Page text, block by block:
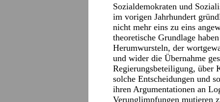
Sozialdemokraten und
im vorigen Jahrhundert
nicht mehr eins zu eins
theoretische Grundlage
Herumwursteln, der
und wider die Übernahme
Regierungsbeteiligung, über
solche Entscheidungen und
ihren Argumentationen an
Verunglimpfungen mutieren